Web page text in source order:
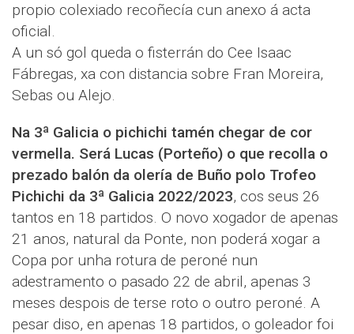
propio colexiado recoñecía cun anexo á acta
oficial.
A un só gol queda o fisterrán do Cee Isaac
Fábregas, xa con distancia sobre Fran Moreira,
Sebas ou Alejo.
Na 3ª Galicia o pichichi tamén chegar de cor
vermella. Será Lucas (Porteño) o que recolla o
prezado balón da olería de Buño polo Trofeo
Pichichi da 3ª Galicia 2022/2023, cos seus 26
tantos en 18 partidos. O novo xogador de apenas
21 anos, natural da Ponte, non poderá xogar a
Copa por unha rotura de peroné nun
adestramento o pasado 22 de abril, apenas 3
meses despois de terse roto o outro peroné. A
pesar diso, en apenas 18 partidos, o goleador foi